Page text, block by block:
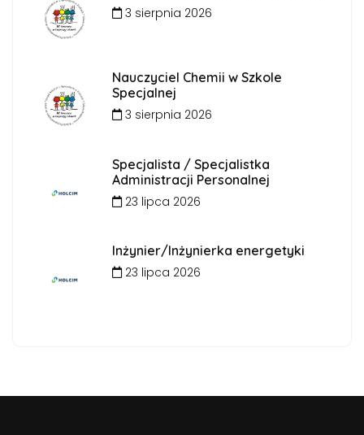
3 sierpnia 2026
Nauczyciel Chemii w Szkole
Specjalnej
3 sierpnia 2026
Specjalista / Specjalistka
Administracji Personalnej
23 lipca 2026
Inżynier/Inżynierka energetyki
23 lipca 2026